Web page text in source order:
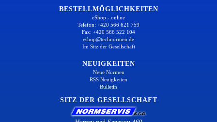
BESTELLMÖGLICHKEITEN
eShop - online
Telefon: +420 566 621 759
Fax: +420 566 522 104
eshop@technormen.de
Im Sitz der Gesellschaft
NEUIGKEITEN
Neue Normen
RSS Neuigkeiten
Bulletin
SITZ DER GESELLSCHAFT